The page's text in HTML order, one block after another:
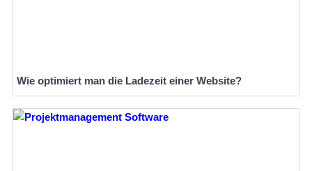
Wie optimiert man die Ladezeit einer Website?